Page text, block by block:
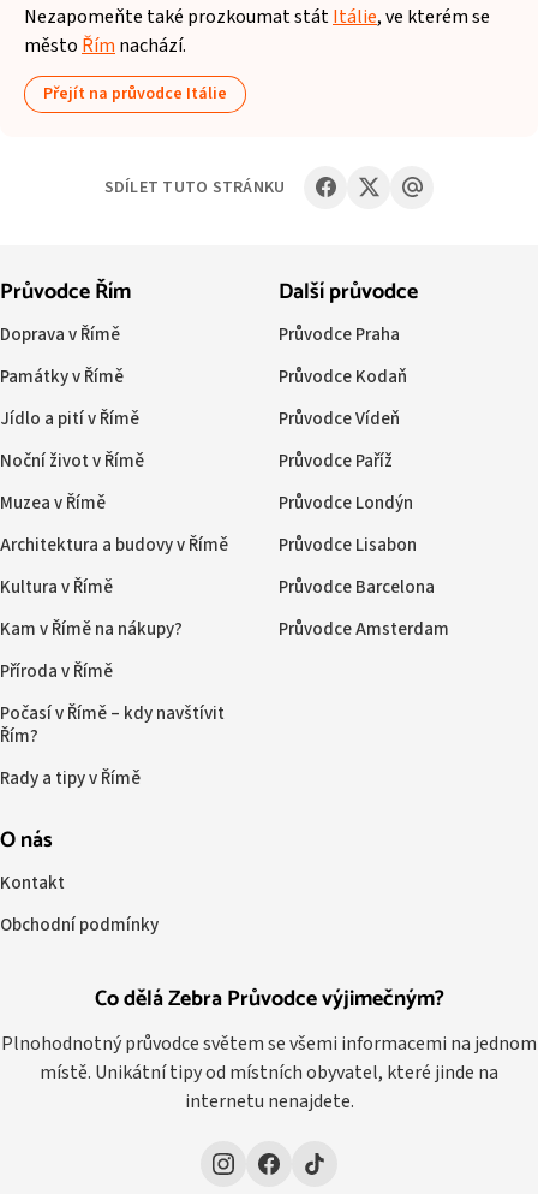
Nezapomeňte také prozkoumat státItálie, ve kterém se
město Řím nachází.
Přejít na průvodce Itálie
SDÍLET TUTO STRÁNKU
Co dělá Zebra Průvodce výjimečným?
Plnohodnotný průvodce světem se všemi informacemi na jednom
místě. Unikátní tipy od místních obyvatel, které jinde na
internetu nenajdete.
Průvodce Řím
Doprava v Římě
Památky v Římě
Jídlo a pití v Římě
Noční život v Římě
Muzea v Římě
Architektura a budovy v Římě
Kultura v Římě
Kam v Římě na nákupy?
Příroda v Římě
Počasí v Římě – kdy navštívit
Řím?
Rady a tipy v Římě
Další průvodce
Průvodce Praha
Průvodce Kodaň
Průvodce Vídeň
Průvodce Paříž
Průvodce Londýn
Průvodce Lisabon
Průvodce Barcelona
Průvodce Amsterdam
O nás
Kontakt
Obchodní podmínky